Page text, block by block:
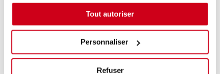
Tout autoriser
Personnaliser
Refuser